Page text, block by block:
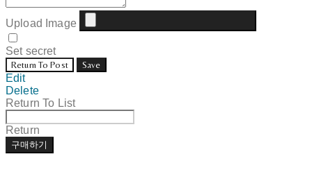
Upload Image
Set secret
Return To Post Save
Edit
Delete
Return To List
Return
구매하기